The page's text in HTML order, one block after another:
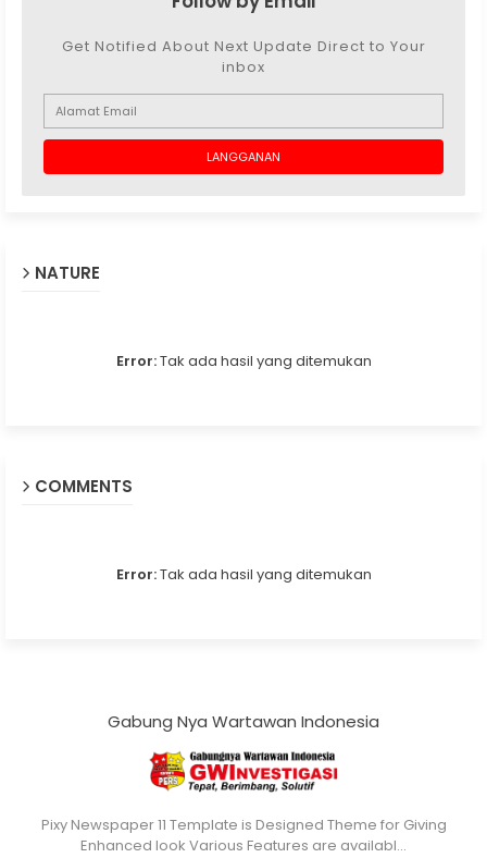
Get Notified About Next Update Direct to Your
inbox
NATURE
Error:Tak ada hasil yang ditemukan
COMMENTS
Error:Tak ada hasil yang ditemukan
Gabung Nya Wartawan Indonesia
Pixy Newspaper 11 Template is Designed Theme for Giving
Enhanced look Various Features are availabl…